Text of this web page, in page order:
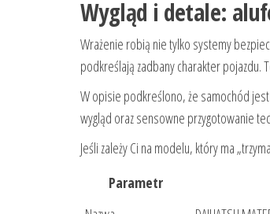
Wygląd i detale:
Wrażenie robią nie tylko systemy
podkreślają zadbany charakter pojazdu.
W opisie podkreślono, że samochód
wygląd oraz sensowne przygotowanie
Jeśli zależy Ci na modelu, który ma
Parametr